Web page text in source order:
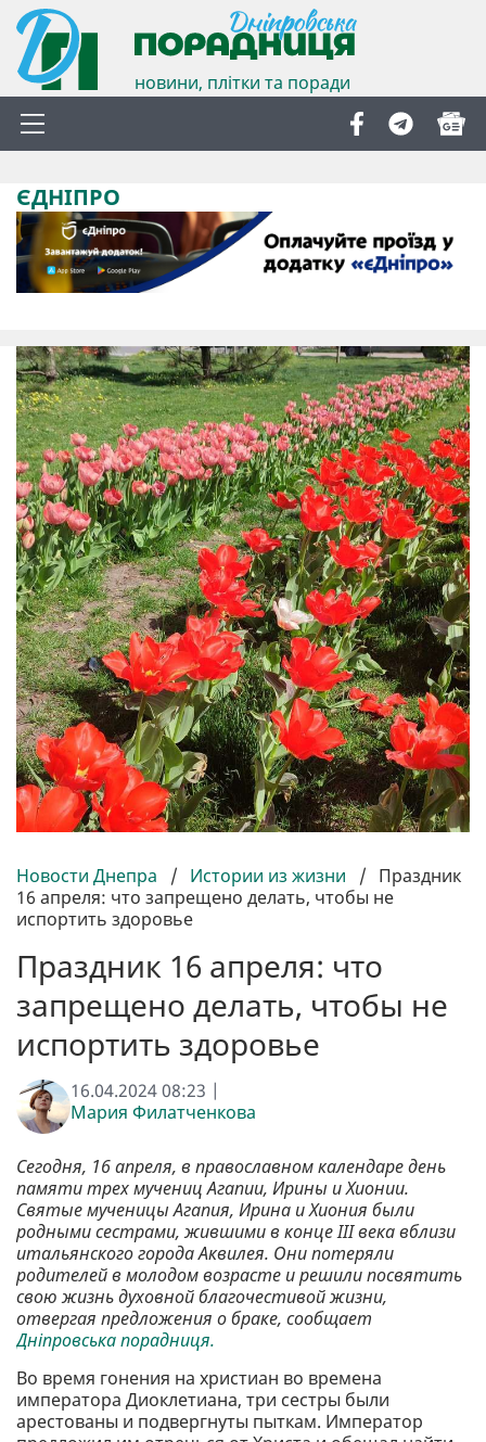
новини, плітки та поради
ЄДНІПРО
Новости Днепра / Истории из жизни / Праздник
16 апреля: что запрещено делать, чтобы не
испортить здоровье
Праздник 16 апреля: что
запрещено делать, чтобы не
испортить здоровье
16.04.2024 08:23 |
Мария Филатченкова
Сегодня, 16 апреля, в православном календаре день
памяти трех мучениц Агапии, Ирины и Хионии.
Святые мученицы Агапия, Ирина и Хиония были
родными сестрами, жившими в конце III века вблизи
итальянского города Аквилея. Они потеряли
родителей в молодом возрасте и решили посвятить
свою жизнь духовной благочестивой жизни,
отвергая предложения о браке, сообщает
Дніпровська порадниця.
Во время гонения на христиан во времена
императора Диоклетиана, три сестры были
арестованы и подвергнуты пыткам. Император